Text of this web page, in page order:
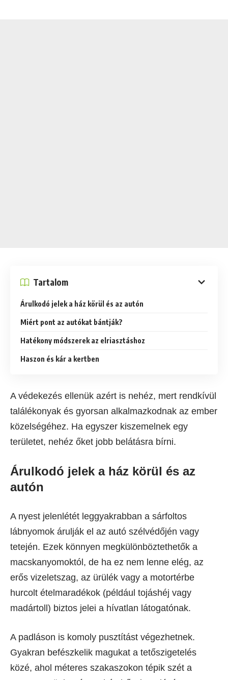
Tartalom
Árulkodó jelek a ház körül és az autón
Miért pont az autókat bántják?
Hatékony módszerek az elriasztáshoz
Haszon és kár a kertben
A védekezés ellenük azért is nehéz, mert rendkívül
találékonyak és gyorsan alkalmazkodnak az ember
közelségéhez. Ha egyszer kiszemelnek egy
területet, nehéz őket jobb belátásra bírni.
Árulkodó jelek a ház körül és az
autón
A nyest jelenlétét leggyakrabban a sárfoltos
lábnyomok árulják el az autó szélvédőjén vagy
tetején. Ezek könnyen megkülönböztethetők a
macskanyomoktól, de ha ez nem lenne elég, az
erős vizeletszag, az ürülék vagy a motortérbe
hurcolt ételmaradékok (például tojáshéj vagy
madártoll) biztos jelei a hívatlan látogatónak.
A padláson is komoly pusztítást végezhetnek.
Gyakran befészkelik magukat a tetőszigetelés
közé, ahol méteres szakaszokon tépik szét a